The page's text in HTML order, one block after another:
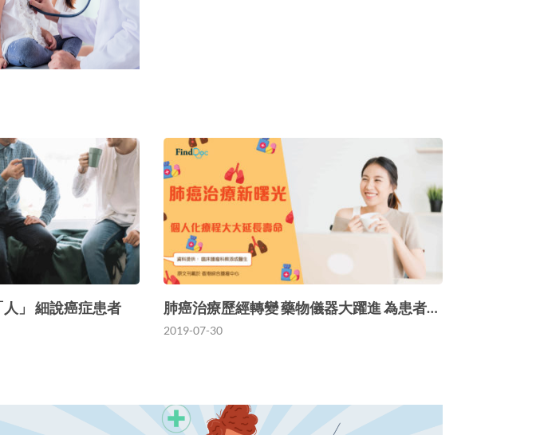
」 細說癌症患者
肺癌治療歷經轉變 藥物儀器大躍進 為患者…
2019-07-30